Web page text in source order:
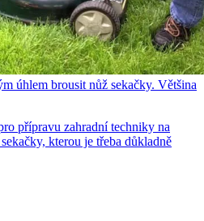
úhlem brousit nůž sekačky. Většina
přípravu zahradní techniky na
kterou je třeba důkladně